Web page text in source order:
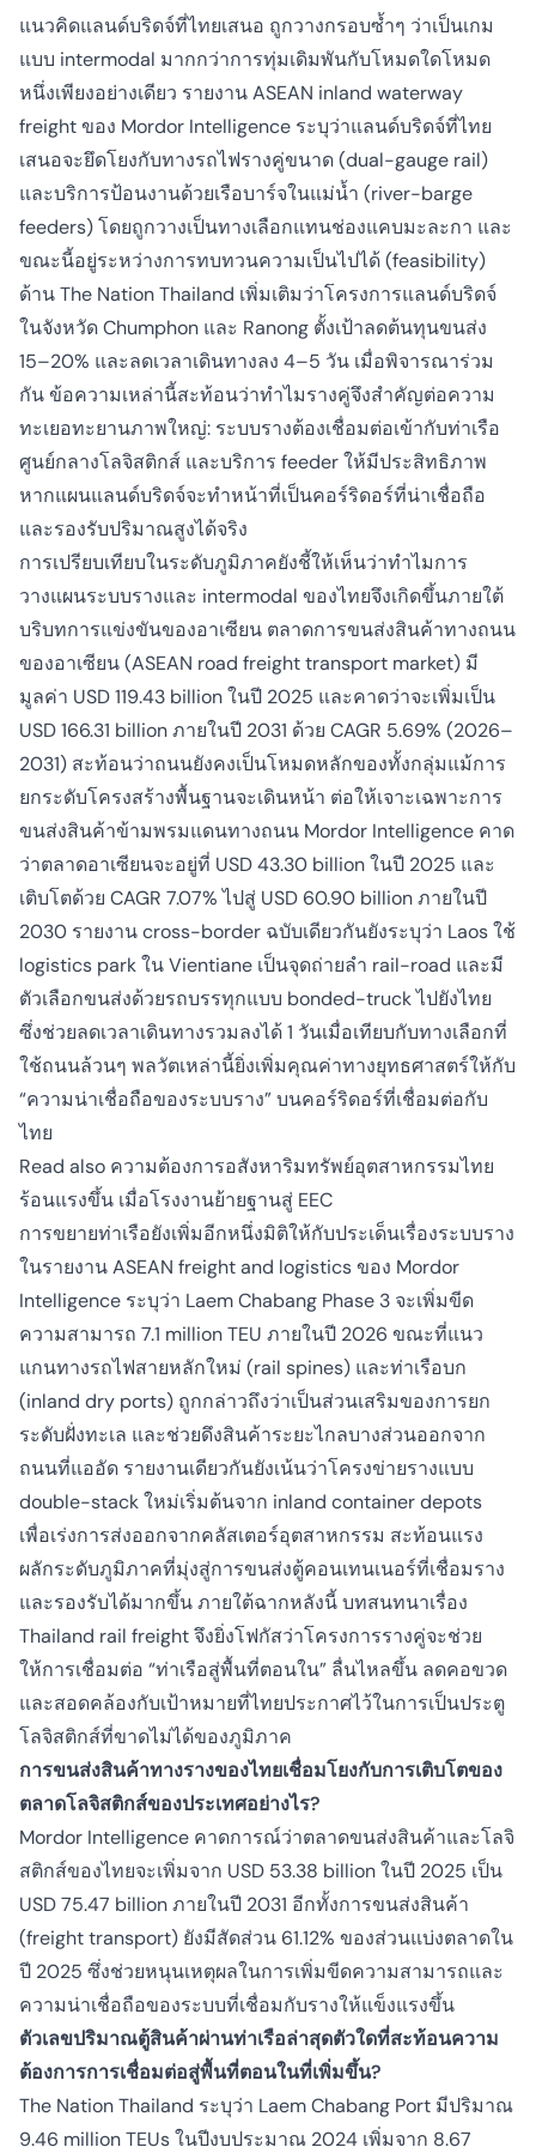
แนวคิดแลนด์บริดจ์ที่ไทยเสนอ ถูกวางกรอบซ้ำๆ ว่าเป็นเกม
แบบ intermodal มากกว่าการทุ่มเดิมพันกับโหมดใดโหมด
หนึ่งเพียงอย่างเดียว รายงาน ASEAN inland waterway
freight ของ Mordor Intelligence ระบุว่าแลนด์บริดจ์ที่ไทย
เสนอจะยึดโยงกับทางรถไฟรางคู่ขนาด (dual-gauge rail)
และบริการป้อนงานด้วยเรือบาร์จในแม่น้ำ (river-barge
feeders) โดยถูกวางเป็นทางเลือกแทนช่องแคบมะละกา และ
ขณะนี้อยู่ระหว่างการทบทวนความเป็นไปได้ (feasibility)
ด้าน The Nation Thailand เพิ่มเติมว่าโครงการแลนด์บริดจ์
ในจังหวัด Chumphon และ Ranong ตั้งเป้าลดต้นทุนขนส่ง
15–20% และลดเวลาเดินทางลง 4–5 วัน เมื่อพิจารณาร่วม
กัน ข้อความเหล่านี้สะท้อนว่าทำไมรางคู่จึงสำคัญต่อความ
ทะเยอทะยานภาพใหญ่: ระบบรางต้องเชื่อมต่อเข้ากับท่าเรือ
ศูนย์กลางโลจิสติกส์ และบริการ feeder ให้มีประสิทธิภาพ
หากแผนแลนด์บริดจ์จะทำหน้าที่เป็นคอร์ริดอร์ที่น่าเชื่อถือ
และรองรับปริมาณสูงได้จริง
การเปรียบเทียบในระดับภูมิภาคยังชี้ให้เห็นว่าทำไมการ
วางแผนระบบรางและ intermodal ของไทยจึงเกิดขึ้นภายใต้
บริบทการแข่งขันของอาเซียน ตลาดการขนส่งสินค้าทางถนน
ของอาเซียน (ASEAN road freight transport market) มี
มูลค่า USD 119.43 billion ในปี 2025 และคาดว่าจะเพิ่มเป็น
USD 166.31 billion ภายในปี 2031 ด้วย CAGR 5.69% (2026–
2031) สะท้อนว่าถนนยังคงเป็นโหมดหลักของทั้งกลุ่มแม้การ
ยกระดับโครงสร้างพื้นฐานจะเดินหน้า ต่อให้เจาะเฉพาะการ
ขนส่งสินค้าข้ามพรมแดนทางถนน Mordor Intelligence คาด
ว่าตลาดอาเซียนจะอยู่ที่ USD 43.30 billion ในปี 2025 และ
เติบโตด้วย CAGR 7.07% ไปสู่ USD 60.90 billion ภายในปี
2030 รายงาน cross-border ฉบับเดียวกันยังระบุว่า Laos ใช้
logistics park ใน Vientiane เป็นจุดถ่ายลำ rail-road และมี
ตัวเลือกขนส่งด้วยรถบรรทุกแบบ bonded-truck ไปยังไทย
ซึ่งช่วยลดเวลาเดินทางรวมลงได้ 1 วันเมื่อเทียบกับทางเลือกที่
ใช้ถนนล้วนๆ พลวัตเหล่านี้ยิ่งเพิ่มคุณค่าทางยุทธศาสตร์ให้กับ
“ความน่าเชื่อถือของระบบราง” บนคอร์ริดอร์ที่เชื่อมต่อกับ
ไทย
Read also ความต้องการอสังหาริมทรัพย์อุตสาหกรรมไทย
ร้อนแรงขึ้น เมื่อโรงงานย้ายฐานสู่ EEC
การขยายท่าเรือยังเพิ่มอีกหนึ่งมิติให้กับประเด็นเรื่องระบบราง
ในรายงาน ASEAN freight and logistics ของ Mordor
Intelligence ระบุว่า Laem Chabang Phase 3 จะเพิ่มขีด
ความสามารถ 7.1 million TEU ภายในปี 2026 ขณะที่แนว
แกนทางรถไฟสายหลักใหม่ (rail spines) และท่าเรือบก
(inland dry ports) ถูกกล่าวถึงว่าเป็นส่วนเสริมของการยก
ระดับฝั่งทะเล และช่วยดึงสินค้าระยะไกลบางส่วนออกจาก
ถนนที่แออัด รายงานเดียวกันยังเน้นว่าโครงข่ายรางแบบ
double-stack ใหม่เริ่มต้นจาก inland container depots
เพื่อเร่งการส่งออกจากคลัสเตอร์อุตสาหกรรม สะท้อนแรง
ผลักระดับภูมิภาคที่มุ่งสู่การขนส่งตู้คอนเทนเนอร์ที่เชื่อมราง
และรองรับได้มากขึ้น ภายใต้ฉากหลังนี้ บทสนทนาเรื่อง
Thailand rail freight จึงยิ่งโฟกัสว่าโครงการรางคู่จะช่วย
ให้การเชื่อมต่อ “ท่าเรือสู่พื้นที่ตอนใน” ลื่นไหลขึ้น ลดคอขวด
และสอดคล้องกับเป้าหมายที่ไทยประกาศไว้ในการเป็นประตู
โลจิสติกส์ที่ขาดไม่ได้ของภูมิภาค
การขนส่งสินค้าทางรางของไทยเชื่อมโยงกับการเติบโตของ
ตลาดโลจิสติกส์ของประเทศอย่างไร?
Mordor Intelligence คาดการณ์ว่าตลาดขนส่งสินค้าและโลจิ
สติกส์ของไทยจะเพิ่มจาก USD 53.38 billion ในปี 2025 เป็น
USD 75.47 billion ภายในปี 2031 อีกทั้งการขนส่งสินค้า
(freight transport) ยังมีสัดส่วน 61.12% ของส่วนแบ่งตลาดใน
ปี 2025 ซึ่งช่วยหนุนเหตุผลในการเพิ่มขีดความสามารถและ
ความน่าเชื่อถือของระบบที่เชื่อมกับรางให้แข็งแรงขึ้น
ตัวเลขปริมาณตู้สินค้าผ่านท่าเรือล่าสุดตัวใดที่สะท้อนความ
ต้องการการเชื่อมต่อสู่พื้นที่ตอนในที่เพิ่มขึ้น?
The Nation Thailand ระบุว่า Laem Chabang Port มีปริมาณ
9.46 million TEUs ในปีงบประมาณ 2024 เพิ่มจาก 8.67